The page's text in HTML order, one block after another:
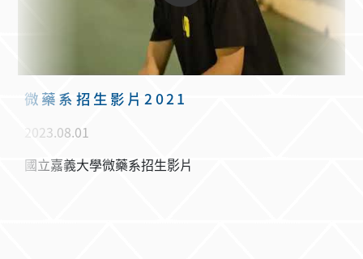
微藥系招生影片2021
2023.08.01
國立嘉義大學微藥系招生影片